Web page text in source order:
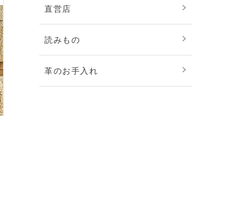
直営店
読みもの
革のお手入れ